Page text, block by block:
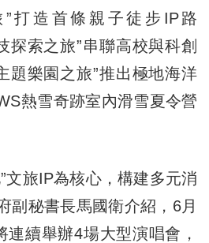
打造首條親子徒步IP路
探索之旅”串聯高校與科創
題樂園之旅”推出極地海洋
熱雪奇跡室內滑雪夏令營
旅IP為核心，構建多元消
副秘書長馬國衛介紹，6月
連續舉辦4場大型演唱會，